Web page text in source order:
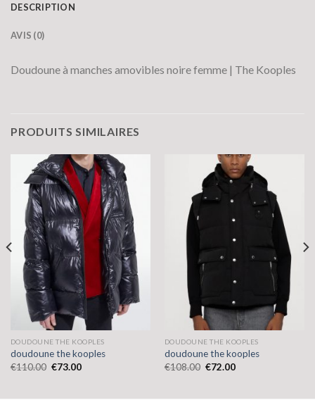
DESCRIPTION
AVIS (0)
Doudoune à manches amovibles noire femme | The Kooples
PRODUITS SIMILAIRES
DOUDOUNE THE KOOPLES
doudoune the kooples
€110.00 €73.00
DOUDOUNE THE KOOPLES
doudoune the kooples
€108.00 €72.00